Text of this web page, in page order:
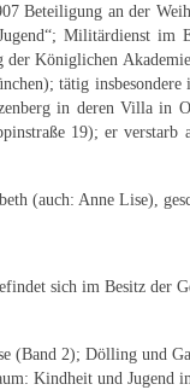
Beteiligung an der
Militärdienst
der Königlichen
tätig insbesondere
in deren Villa in
19); er verstarb
(auch: Anne Lise),
sich im Besitz der
(Band 2); Dölling und
Kindheit und Jugend